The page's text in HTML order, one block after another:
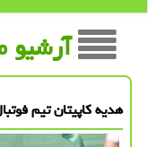
آرشیو
هدیه کاپیتان تیم